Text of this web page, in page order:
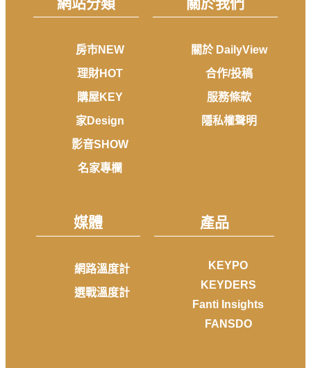
房市NEW
理財HOT
購屋KEY
家Design
影音SHOW
名家專欄
關於 DailyView
合作/投稿
服務條款
隱私權聲明
媒體
網路溫度計
選戰溫度計
產品
KEYPO
KEYDERS
Fanti Insights
FANSDO